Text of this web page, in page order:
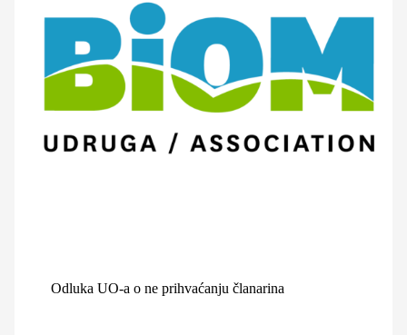
Odluka UO-a o ne prihvaćanju članarina